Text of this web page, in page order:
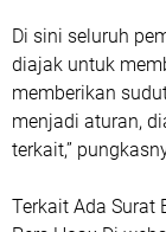
Di sini seluruh
diajak untuk
memberikan
menjadi aturan,
terkait,”
Terkait Ada Surat